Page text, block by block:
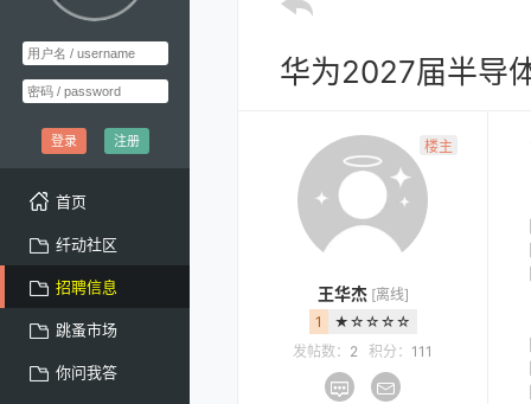
登录 注册
首页
纤动社区
招聘信息
跳蚤市场
你问我答
华为2027届半导
楼主
王华杰 [离线]
1
★☆☆☆☆
发帖数： 2 积分： 111